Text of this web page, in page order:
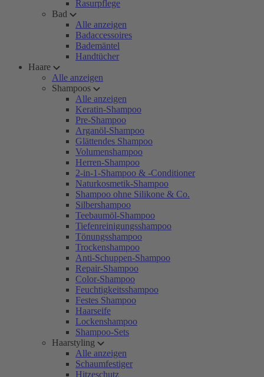
Rasurpflege
Bad
Alle anzeigen
Badaccessoires
Bademäntel
Handtücher
Haare
Alle anzeigen
Shampoos
Alle anzeigen
Keratin-Shampoo
Pre-Shampoo
Arganöl-Shampoo
Glättendes Shampoo
Volumenshampoo
Herren-Shampoo
2-in-1-Shampoo & -Conditioner
Naturkosmetik-Shampoo
Shampoo ohne Silikone & Co.
Silbershampoo
Teebaumöl-Shampoo
Tiefenreinigungsshampoo
Tönungsshampoo
Trockenshampoo
Anti-Schuppen-Shampoo
Repair-Shampoo
Color-Shampoo
Feuchtigkeitsshampoo
Festes Shampoo
Haarseife
Lockenshampoo
Shampoo-Sets
Haarstyling
Alle anzeigen
Schaumfestiger
Hitzeschutz